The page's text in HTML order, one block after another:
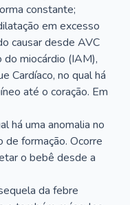
constante;
em excesso
causar desde AVC
miocárdio (IAM),
Cardíaco, no qual há
até o coração. Em
há uma anomalia no
de formação. Ocorre
o bebê desde a
da febre